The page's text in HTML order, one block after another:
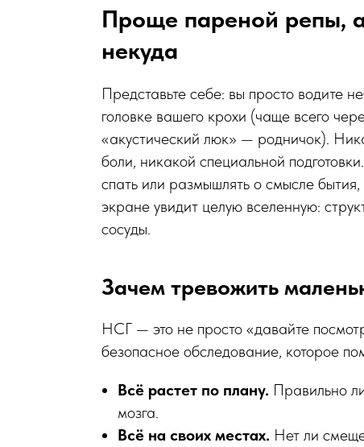
Проще пареной репы,
некуда
Представьте себе: вы просто водите
головке вашего крохи (чаще всего
«акустический люк» — родничок).
боли, никакой специальной
спать или размышлять о смысле
экране увидит целую вселенную:
сосуды.
Зачем тревожить
НСГ — это не просто «давайте
безопасное обследование, которое
Всё растет по плану. Правильно
мозга.
Всё на своих местах. Нет ли